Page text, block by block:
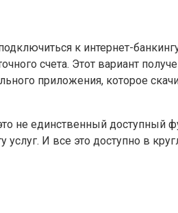
к интернет-
счета. Этот вариант
приложения, которое
не единственный доступный
услуг. И все это доступно в